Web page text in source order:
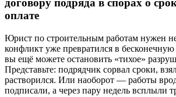
договору подряда в спорах о
оплате
Юрист по строительным работам нужен не
конфликт уже превратился в бесконечную
вы ещё можете остановить «тихое»
Представьте: подрядчик сорвал сроки,
растворился. Или наоборот — работы
подписали, а через пару недель всплыли